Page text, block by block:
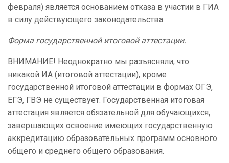
февраля) является основанием отказа в участии в ГИА
в силу действующего законодательства.
Форма государственной итоговой аттестации.
ВНИМАНИЕ! Неоднократно мы разъясняли, что
никакой ИА (итоговой аттестации), кроме
государственной итоговой аттестации в формах ОГЭ,
ЕГЭ, ГВЭ не существует. Государственная итоговая
аттестация является обязательной для обучающихся,
завершающих освоение имеющих государственную
аккредитацию образовательных программ основного
общего и среднего общего образования.